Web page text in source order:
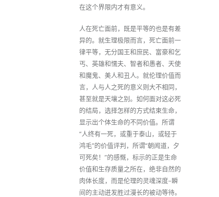
在这个界限内才有意义。
人在死亡面前，既是平等的也是有差
异的。就生理极限而言，死亡面前一
律平等，无分国王和庶民、富豪和乞
丐、英雄和懦夫、智者和愚者、天使
和魔鬼、美人和丑人。就伦理价值而
言，人与人之死的意义则大不相同，
甚至就是天壤之别。如何面对这必死
的结局，选择怎样的方式结束生命，
显示出个体生命的不同价值。所谓
“人终有一死，或重于泰山，或轻于
鸿毛”的价值评判，所谓“朝闻道，夕
可死矣！”的感慨，标示的正是生命
价值和生存质量之所在，绝非自然的
肉体长度，而是伦理的灵魂深度–瞬
间的主动迸发胜过漫长的被动等待。